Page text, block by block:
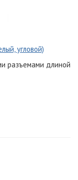
угловой)
разъемами длиной